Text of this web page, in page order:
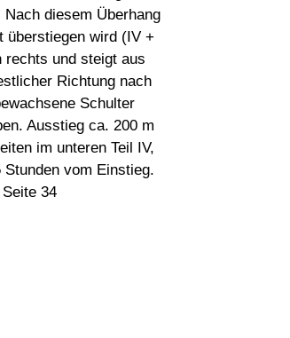
diesem Überhang
überstiegen wird (IV +
rechts und steigt aus
Richtung nach
Schulter
Ausstieg ca. 200 m
im unteren Teil IV,
vom Einstieg.
34